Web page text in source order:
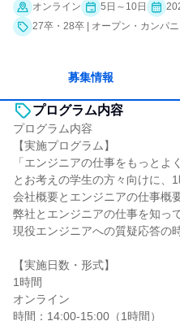
オンライン 5日～10日
27卒・28卒 | オープン・カンパ
募集情報
プログラム内容
プログラム内容
【実施プログラム】
「エンジニアの仕事をもっとよ
とお考えの学生の方々向けに、
会社概要とエンジニアの仕事概
弊社とエンジニアの仕事を知っ
現役エンジニアへの質疑応答の
【実施日数・形式】
1時間
オンライン
時間：14:00-15:00（1時間）